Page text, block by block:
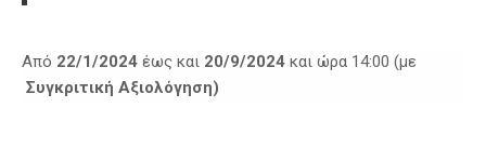
Από 22/1/2024 έως και 20/9/2024 και ώρα 14:00 (με
Συγκριτική Αξιολόγηση)